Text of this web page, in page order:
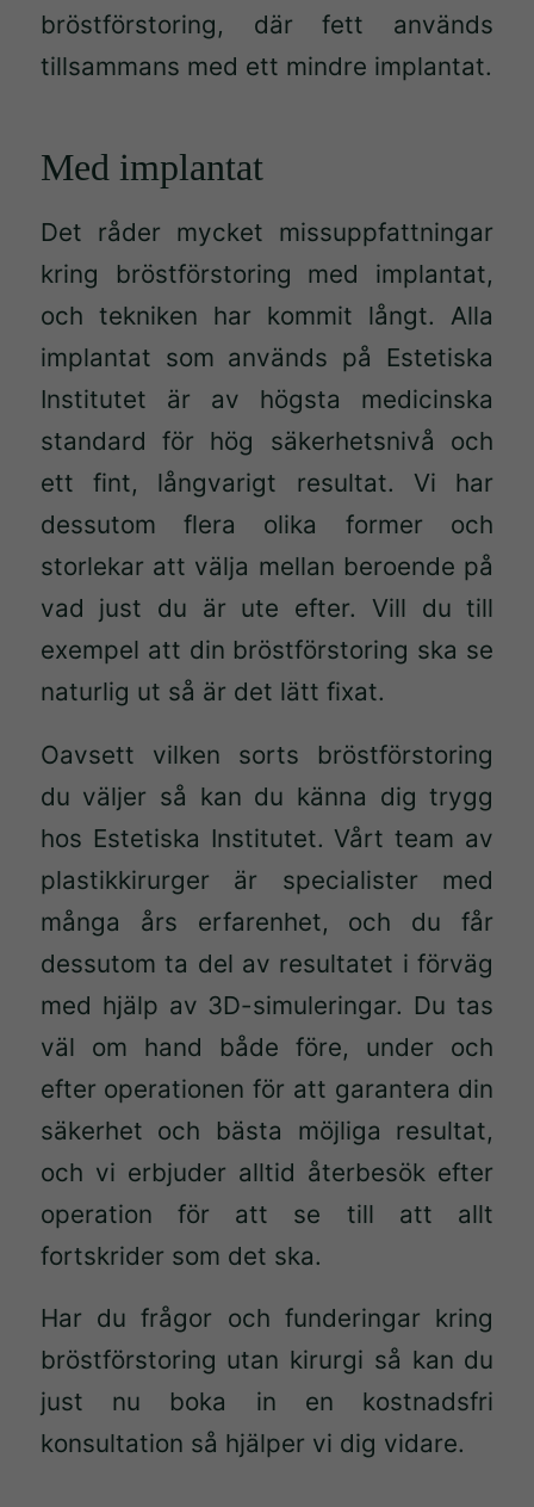
bröstförstoring, där fett används
tillsammans med ett mindre implantat.
Med implantat
Det råder mycket missuppfattningar
kring bröstförstoring med implantat,
och tekniken har kommit långt. Alla
implantat som används på Estetiska
Institutet är av högsta medicinska
standard för hög säkerhetsnivå och
ett fint, långvarigt resultat. Vi har
dessutom flera olika former och
storlekar att välja mellan beroende på
vad just du är ute efter. Vill du till
exempel att din bröstförstoring ska se
naturlig ut så är det lätt fixat.
Oavsett vilken sorts bröstförstoring
du väljer så kan du känna dig trygg
hos Estetiska Institutet. Vårt team av
plastikkirurger är specialister med
många års erfarenhet, och du får
dessutom ta del av resultatet i förväg
med hjälp av 3D-simuleringar. Du tas
väl om hand både före, under och
efter operationen för att garantera din
säkerhet och bästa möjliga resultat,
och vi erbjuder alltid återbesök efter
operation för att se till att allt
fortskrider som det ska.
Har du frågor och funderingar kring
bröstförstoring utan kirurgi så kan du
just nu boka in en kostnadsfri
konsultation så hjälper vi dig vidare.
Nödvändiga
Dessa kakor
välja bort.
De behövs
för att
hemsidan
över huvud
taget ska
fungera.
Statistik
För att vi
ska kunna
förbättra
hemsidans
funktionalitet
och
uppbyggnad,
hur
hemsidan
används.
Upplevelse